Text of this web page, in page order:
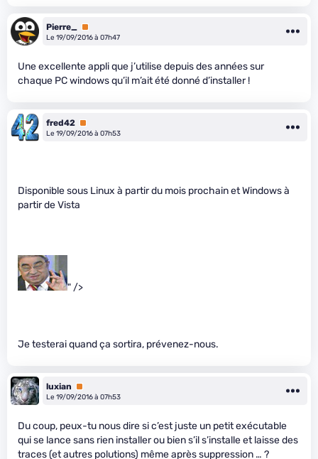
Pierre_ Premium
Le 19/09/2016 à 07h47
Une excellente appli que j’utilise depuis des années sur
chaque PC windows qu’il m’ait été donné d’installer !
fred42 Premium
Le 19/09/2016 à 07h53
Disponible sous Linux à partir du mois prochain et Windows à
partir de Vista
" />
Je testerai quand ça sortira, prévenez-nous.
luxian
Premium
Le 19/09/2016 à 07h53
Du coup, peux-tu nous dire si c’est juste un petit exécutable
qui se lance sans rien installer ou bien s’il s’installe et laisse des
traces (et autres polutions) même après suppression … ?